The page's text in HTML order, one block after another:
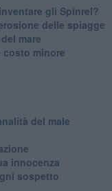
gli Spinrel?
delle spiagge
mare
costo minore
del male
innocenza
sospetto